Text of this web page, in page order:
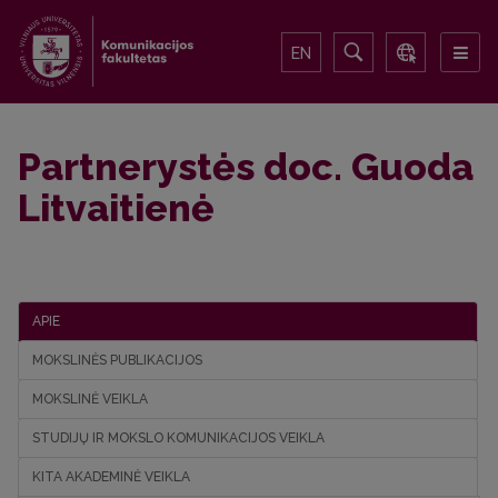
EN
Partnerystės doc. Guoda
Litvaitienė
APIE
MOKSLINĖS PUBLIKACIJOS
MOKSLINĖ VEIKLA
STUDIJŲ IR MOKSLO KOMUNIKACIJOS VEIKLA
KITA AKADEMINĖ VEIKLA